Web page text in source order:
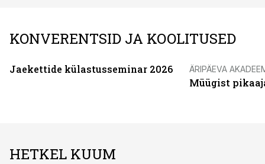
KONVERENTSID JA KOOLITUSED
Jaekettide külastusseminar 2026 ÄRIPÄEVA
Müügist
HETKEL KUUM